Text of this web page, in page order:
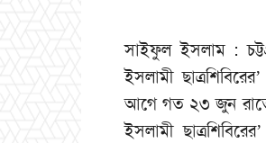
সাইফুল ইসলাম :
ইসলামী
আগে গত ২৩ জুন রাতে
ইসলামী